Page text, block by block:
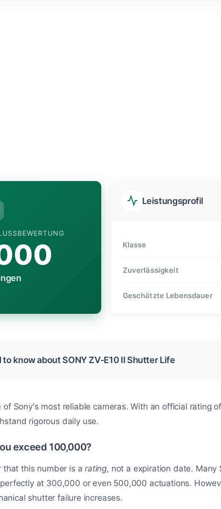
Leistungsprofil
Klasse
Zuverlässigkeit
Geschätzte Lebensdauer
know about SONY ZV-E10 II Shutter Life
of Sony's most reliable cameras. With an official rating
rigorous daily use.
exceed 100,000?
that this number is arating, not a expiration date. Many
at 300,000 or even 500,000 actuations.
shutter failure increases.